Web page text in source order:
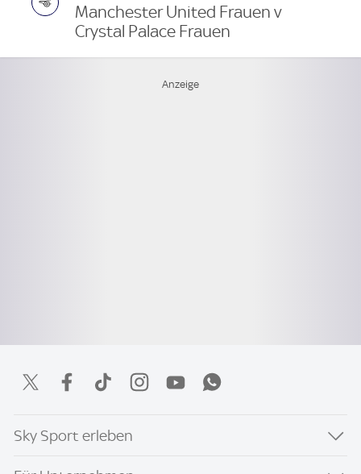
Manchester United Frauen v
Crystal Palace Frauen
Sky Sport erleben